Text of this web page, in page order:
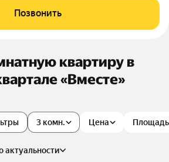
Позвонить
квартиру в
«Вместе»
3 комн. Цена Площадь
актуальности